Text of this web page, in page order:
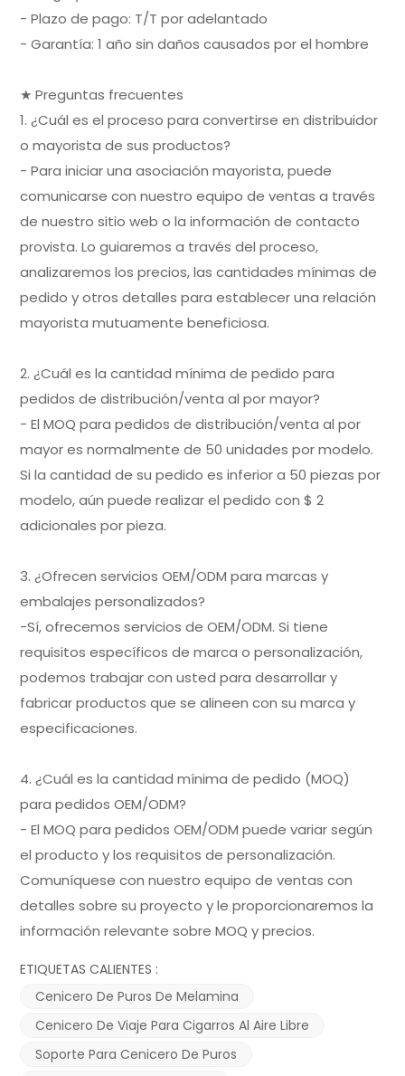
- Plazo de pago: T/T por adelantado
- Garantía: 1 año sin daños causados por el hombre
★ Preguntas frecuentes
1. ¿Cuál es el proceso para convertirse en distribuidor
o mayorista de sus productos?
- Para iniciar una asociación mayorista, puede
comunicarse con nuestro equipo de ventas a través
de nuestro sitio web o la información de contacto
provista. Lo guiaremos a través del proceso,
analizaremos los precios, las cantidades mínimas de
pedido y otros detalles para establecer una relación
mayorista mutuamente beneficiosa.
2. ¿Cuál es la cantidad mínima de pedido para
pedidos de distribución/venta al por mayor?
- El MOQ para pedidos de distribución/venta al por
mayor es normalmente de 50 unidades por modelo.
Si la cantidad de su pedido es inferior a 50 piezas por
modelo, aún puede realizar el pedido con $ 2
adicionales por pieza.
3. ¿Ofrecen servicios OEM/ODM para marcas y
embalajes personalizados?
-Sí, ofrecemos servicios de OEM/ODM. Si tiene
requisitos específicos de marca o personalización,
podemos trabajar con usted para desarrollar y
fabricar productos que se alineen con su marca y
especificaciones.
4. ¿Cuál es la cantidad mínima de pedido (MOQ)
para pedidos OEM/ODM?
- El MOQ para pedidos OEM/ODM puede variar según
el producto y los requisitos de personalización.
Comuníquese con nuestro equipo de ventas con
detalles sobre su proyecto y le proporcionaremos la
información relevante sobre MOQ y precios.
ETIQUETAS CALIENTES :
Cenicero De Puros De Melamina
Cenicero De Viaje Para Cigarros Al Aire Libre
Soporte Para Cenicero De Puros